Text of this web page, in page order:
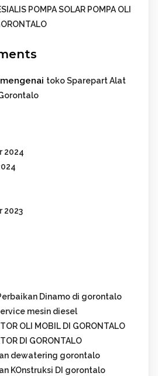
POMPA SOLAR POMPA OLI
mengenai toko Sparepart Alat
2024
2023
Dinamo di gorontalo
mesin diesel
OLI MOBIL DI GORONTALO
DI GORONTALO
dewatering gorontalo
KOnstruksi DI gorontalo